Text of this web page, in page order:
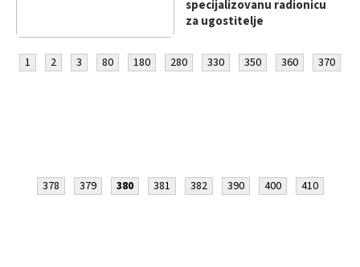
specijalizovanu radionicu
za ugostitelje
1 2 3 80 180 280 330 350 360 370
378 379 380 381 382 390 400 410